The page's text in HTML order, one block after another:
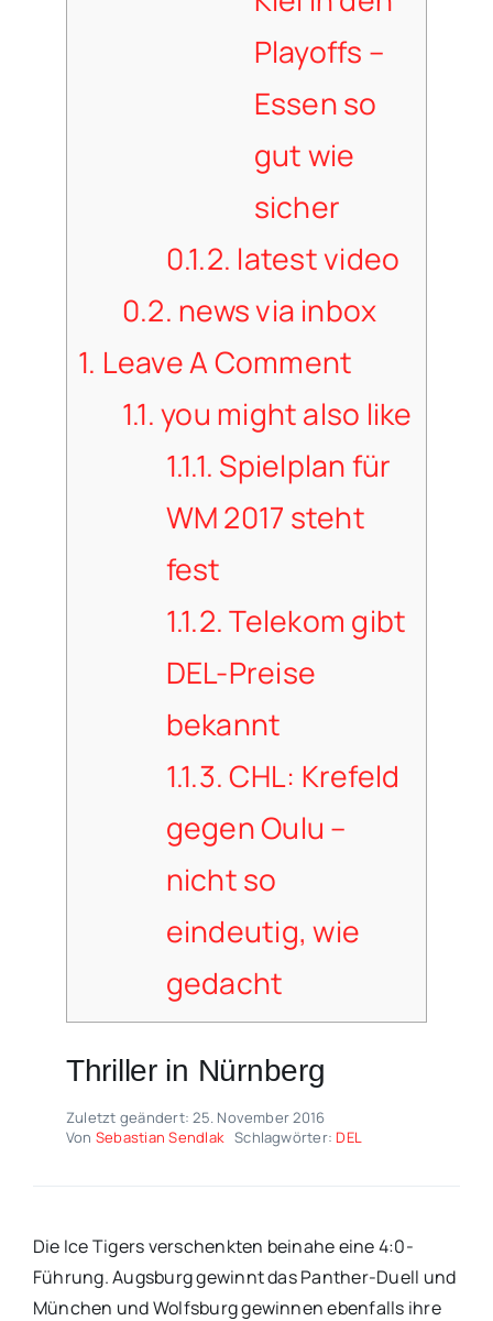
Playoffs –
Essen so
gut wie
sicher
0.1.2. latest video
0.2. news via inbox
1. Leave A Comment
1.1.you might also like
1.1.1. Spielplan für
WM 2017 steht
fest
1.1.2.Telekom gibt
DEL-Preise
bekannt
1.1.3.CHL: Krefeld
gegen Oulu –
nicht so
eindeutig, wie
gedacht
Thriller in Nürnberg
Zuletzt geändert: 25. November 2016
Von Sebastian Sendlak Schlagwörter: DEL
Die Ice Tigers verschenkten beinahe eine 4:0-
Führung. Augsburg gewinnt das Panther-Duell und
München und Wolfsburg gewinnen ebenfalls ihre